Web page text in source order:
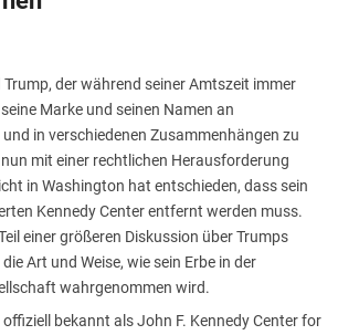
Trump, der während seiner Amtszeit immer
Marke und seinen Namen an
in verschiedenen Zusammenhängen zu
mit einer rechtlichen Herausforderung
in Washington hat entschieden, dass sein
Kennedy Center entfernt werden muss.
einer größeren Diskussion über Trumps
Art und Weise, wie sein Erbe in der
wahrgenommen wird.
offiziell bekannt als John F. Kennedy Center for